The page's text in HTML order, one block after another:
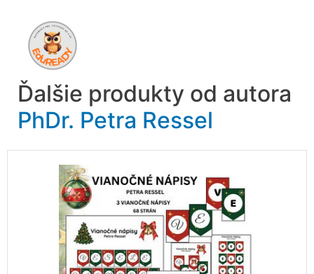
Ďalšie produkty od autora
PhDr. Petra Ressel